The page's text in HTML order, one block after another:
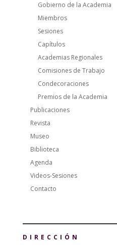
Gobierno de la Academia
Miembros
Sesiones
Capítulos
Academias Regionales
Comisiones de Trabajo
Condecoraciones
Premios de la Academia
Publicaciones
Revista
Museo
Biblioteca
Agenda
Videos-Sesiones
Contacto
DIRECCIÓN